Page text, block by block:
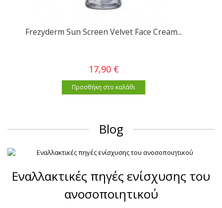
Frezyderm Sun Screen Velvet Face Cream...
17,90 €
Προσθήκη στο καλάθι
Blog
Εναλλακτικές πηγές ενίσχυσης του
ανοσοποιητικού